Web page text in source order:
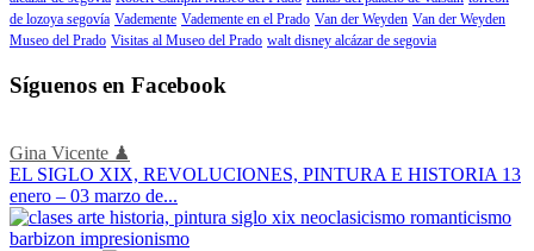
de lozoya segovía Vademente Vademente en el Prado Van der Weyden Van der Weyden
Museo del Prado Visitas al Museo del Prado walt disney alcázar de segovia
Síguenos en Facebook
Gina Vicente ♟
EL SIGLO XIX, REVOLUCIONES, PINTURA E HISTORIA 13
enero – 03 marzo de...